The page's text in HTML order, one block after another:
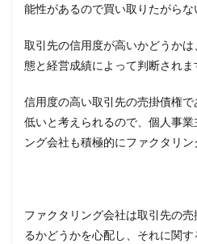
能性があるので買い取りたがらな
取引先の信用度が高いかどうか
態と経営成績によって判断されま
信用度の高い取引先の売掛債権
低いと考えられるので、個人事
ング会社も積極的にファクタリン
ファクタリング会社は取引先の
るかどうかを心配し、それに関